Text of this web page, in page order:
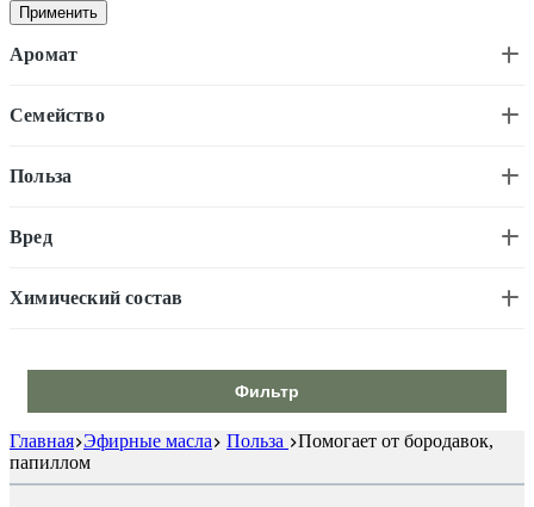
Применить
Аромат
Семейство
Польза
Вред
Химический состав
Фильтр
Главная Эфирные масла Польза
Помогает от бородавок,
папиллом